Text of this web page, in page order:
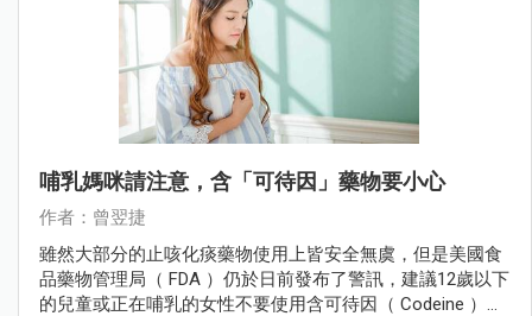
哺乳媽咪請注意，含「可待因」藥物要小心
作者：曾翌捷
雖然大部分的止咳化痰藥物使用上皆安全無虞，但是美國食
品藥物管理局（ FDA ）仍於日前發布了警訊，建議12歲以下
的兒童或正在哺乳的女性不要使用含可待因（ Codeine ）或